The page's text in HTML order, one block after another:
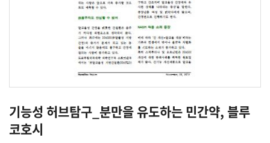
기능성 허브탐구_분만을 유도하는 민간약, 블루
코호시